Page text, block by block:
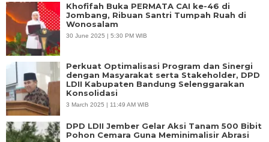
Khofifah Buka PERMATA CAI ke-46 di
Jombang, Ribuan Santri Tumpah Ruah di
Wonosalam
30 June 2025 | 5:30 PM WIB
Perkuat Optimalisasi Program dan Sinergi
dengan Masyarakat serta Stakeholder, DPD
LDII Kabupaten Bandung Selenggarakan
Konsolidasi
3 March 2025 | 11:49 AM WIB
DPD LDII Jember Gelar Aksi Tanam 500 Bibit
Pohon Cemara Guna Meminimalisir Abrasi